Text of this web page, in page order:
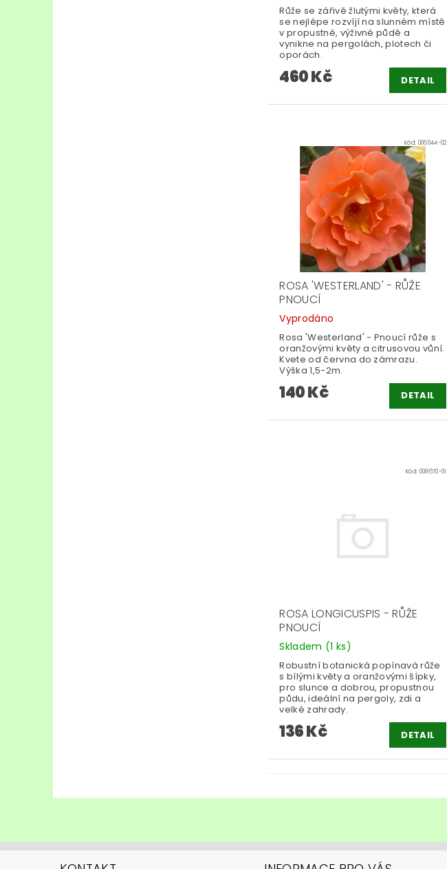
Růže se zářivě žlutými květy, která
se nejlépe rozvíjí na slunném místě
v propustné, výživné půdě a
vynikne na pergolách, plotech či
oporách.
460 Kč DETAIL
Kód: 006044-02
ROSA 'WESTERLAND' - RŮŽE
PNOUCÍ
Vyprodáno
Rosa 'Westerland' - Pnoucí růže s
oranžovými květy a citrusovou vůní.
Kvete od června do zámrazu.
Výška 1,5-2m.
140 Kč DETAIL
Kód: 008670-01
ROSA LONGICUSPIS - RŮŽE
PNOUCÍ
Skladem (1 ks)
Robustní botanická popínavá růže
s bílými květy a oranžovými šípky,
pro slunce a dobrou, propustnou
půdu, ideální na pergoly, zdi a
velké zahrady.
136 Kč DETAIL